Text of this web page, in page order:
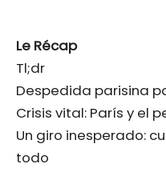
Le Récap
Tl;dr
Despedida parisina
Crisis vital: París y el
Un giro inesperado:
todo